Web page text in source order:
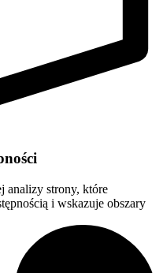
analizy strony, które
i wskazuje obszary